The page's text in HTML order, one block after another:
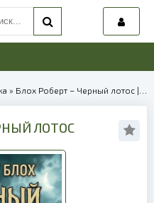
» Блох Роберт – Черный лотос | 39926
ЛОТОС